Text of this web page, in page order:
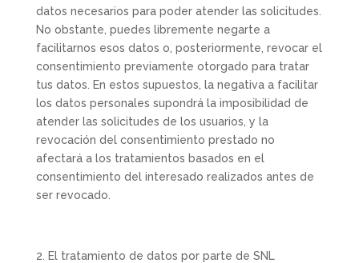
datos necesarios para poder atender las solicitudes.
No obstante, puedes libremente negarte a
facilitarnos esos datos o, posteriormente, revocar el
consentimiento previamente otorgado para tratar
tus datos. En estos supuestos, la negativa a facilitar
los datos personales supondrá la imposibilidad de
atender las solicitudes de los usuarios, y la
revocación del consentimiento prestado no
afectará a los tratamientos basados en el
consentimiento del interesado realizados antes de
ser revocado.
El tratamiento de datos por parte de SNL